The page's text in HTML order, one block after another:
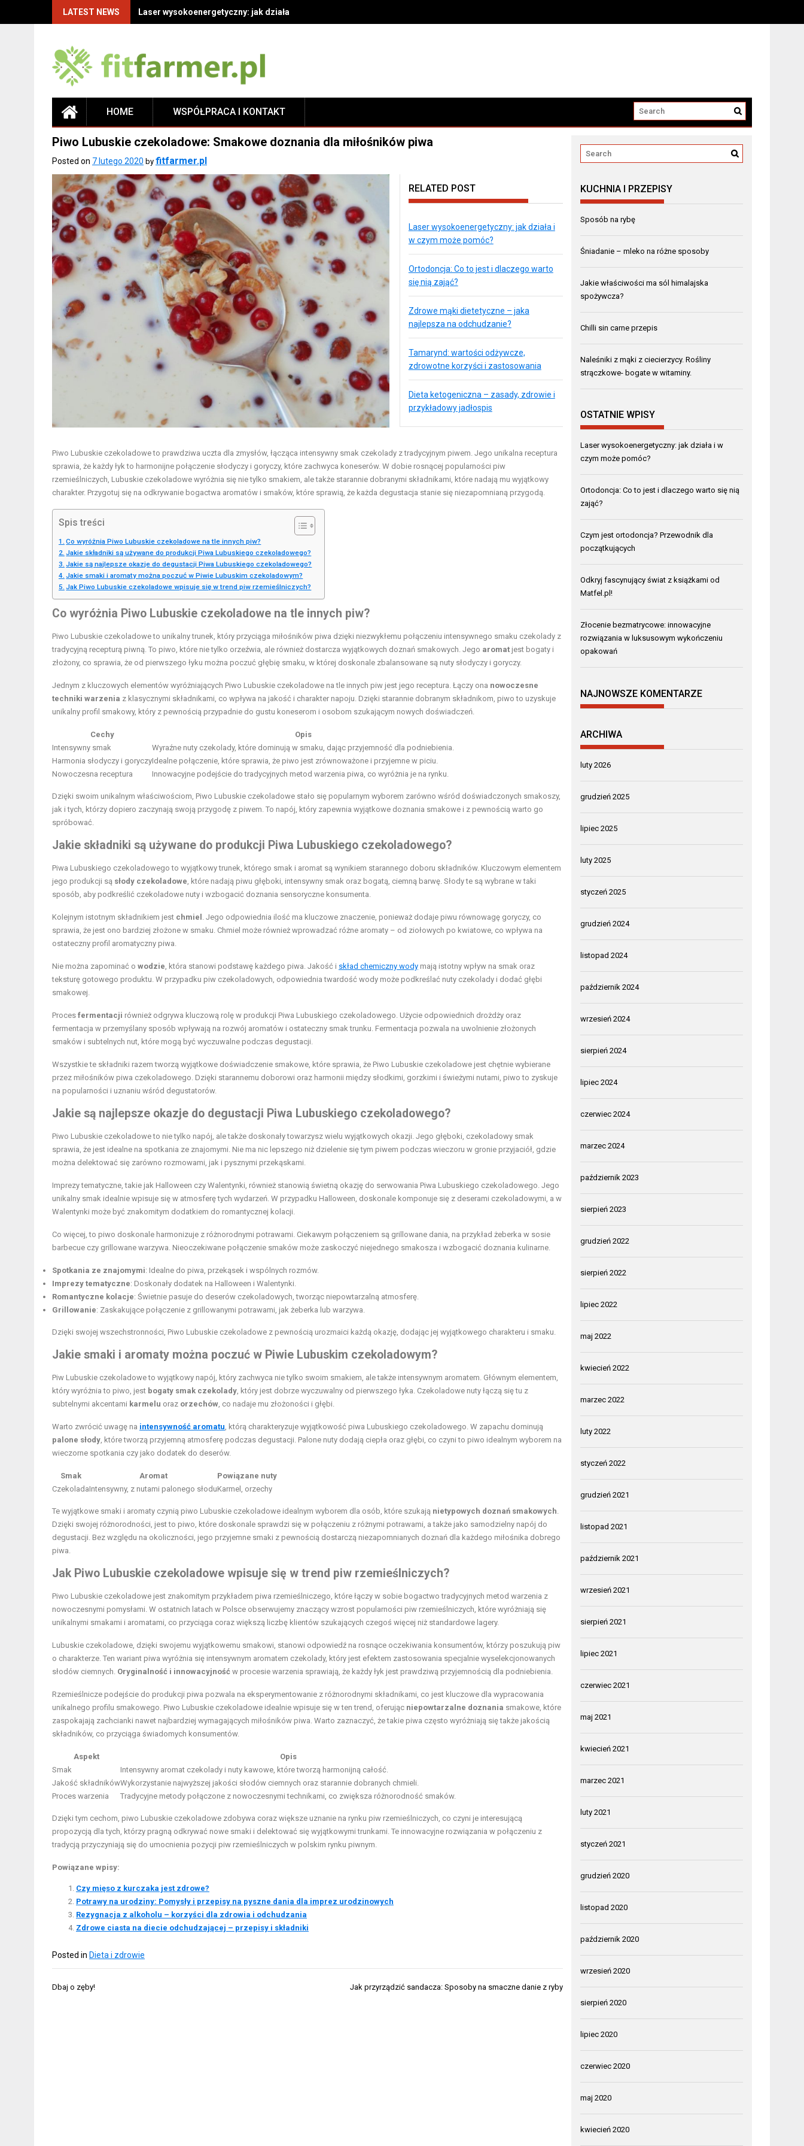
LATEST NEWS Laser wysokoenergetyczny: jak działa i w czym może pomóc?
HOME WSPÓŁPRACA I KONTAKT
Piwo Lubuskie czekoladowe: Smakowe doznania dla miłośników piwa
Posted on 7 lutego 2020 by fitfarmer.pl
RELATED POST
Laser wysokoenergetyczny: jak działa i
w czym może pomóc?
Ortodoncja: Co to jest i dlaczego warto
się nią zająć?
Zdrowe mąki dietetyczne – jaka
najlepsza na odchudzanie?
Tamarynd: wartości odżywcze,
zdrowotne korzyści i zastosowania
Dieta ketogeniczna – zasady, zdrowie i
przykładowy jadłospis
Piwo Lubuskie czekoladowe to prawdziwa uczta dla zmysłów, łącząca intensywny smak czekolady z tradycyjnym piwem. Jego unikalna receptura
sprawia, że każdy łyk to harmonijne połączenie słodyczy i goryczy, które zachwyca koneserów. W dobie rosnącej popularności piw
rzemieślniczych, Lubuskie czekoladowe wyróżnia się nie tylko smakiem, ale także starannie dobranymi składnikami, które nadają mu wyjątkowy
charakter. Przygotuj się na odkrywanie bogactwa aromatów i smaków, które sprawią, że każda degustacja stanie się niezapomnianą przygodą.
Spis treści
Co wyróżnia Piwo Lubuskie czekoladowe na tle innych piw?
Jakie składniki są używane do produkcji Piwa Lubuskiego czekoladowego?
Jakie są najlepsze okazje do degustacji Piwa Lubuskiego czekoladowego?
Jakie smaki i aromaty można poczuć w Piwie Lubuskim czekoladowym?
Jak Piwo Lubuskie czekoladowe wpisuje się w trend piw rzemieślniczych?
Co wyróżnia Piwo Lubuskie czekoladowe na tle innych piw?
Piwo Lubuskie czekoladowe to unikalny trunek, który przyciąga miłośników piwa dzięki niezwykłemu połączeniu intensywnego smaku czekolady z
tradycyjną recepturą piwną. To piwo, które nie tylko orzeźwia, ale również dostarcza wyjątkowych doznań smakowych. Jego aromat jest bogaty i
złożony, co sprawia, że od pierwszego łyku można poczuć głębię smaku, w której doskonale zbalansowane są nuty słodyczy i goryczy.
Jednym z kluczowych elementów wyróżniających Piwo Lubuskie czekoladowe na tle innych piw jest jego receptura. Łączy ona nowoczesne
techniki warzenia z klasycznymi składnikami, co wpływa na jakość i charakter napoju. Dzięki starannie dobranym składnikom, piwo to uzyskuje
unikalny profil smakowy, który z pewnością przypadnie do gustu koneserom i osobom szukającym nowych doświadczeń.
Cechy
Opis
Intensywny smak
Wyraźne nuty czekolady, które dominują w smaku, dając przyjemność dla podniebienia.
Harmonia słodyczy i goryczyIdealne połączenie, które sprawia, że piwo jest zrównoważone i przyjemne w piciu.
Nowoczesna receptura
Innowacyjne podejście do tradycyjnych metod warzenia piwa, co wyróżnia je na rynku.
Dzięki swoim unikalnym właściwościom, Piwo Lubuskie czekoladowe stało się popularnym wyborem zarówno wśród doświadczonych smakoszy,
jak i tych, którzy dopiero zaczynają swoją przygodę z piwem. To napój, który zapewnia wyjątkowe doznania smakowe i z pewnością warto go
spróbować.
Jakie składniki są używane do produkcji Piwa Lubuskiego czekoladowego?
Piwa Lubuskiego czekoladowego to wyjątkowy trunek, którego smak i aromat są wynikiem starannego doboru składników. Kluczowym elementem
jego produkcji są słody czekoladowe, które nadają piwu głęboki, intensywny smak oraz bogatą, ciemną barwę. Słody te są wybrane w taki
sposób, aby podkreślić czekoladowe nuty i wzbogacić doznania sensoryczne konsumenta.
Kolejnym istotnym składnikiem jest chmiel . Jego odpowiednia ilość ma kluczowe znaczenie, ponieważ dodaje piwu równowagę goryczy, co
sprawia, że jest ono bardziej złożone w smaku. Chmiel może również wprowadzać różne aromaty – od ziołowych po kwiatowe, co wpływa na
ostateczny profil aromatyczny piwa.
Nie można zapominać o wodzie, która stanowi podstawę każdego piwa. Jakość i skład chemiczny wody mają istotny wpływ na smak oraz
teksturę gotowego produktu. W przypadku piw czekoladowych, odpowiednia twardość wody może podkreślać nuty czekolady i dodać głębi
smakowej.
Proces fermentacji również odgrywa kluczową rolę w produkcji Piwa Lubuskiego czekoladowego. Użycie odpowiednich drożdży oraz
fermentacja w przemyślany sposób wpływają na rozwój aromatów i ostateczny smak trunku. Fermentacja pozwala na uwolnienie złożonych
smaków i subtelnych nut, które mogą być wyczuwalne podczas degustacji.
Wszystkie te składniki razem tworzą wyjątkowe doświadczenie smakowe, które sprawia, że Piwo Lubuskie czekoladowe jest chętnie wybierane
przez miłośników piwa czekoladowego. Dzięki starannemu doborowi oraz harmonii między słodkimi, gorzkimi i świeżymi nutami, piwo to zyskuje
na popularności i uznaniu wśród degustatorów.
Jakie są najlepsze okazje do degustacji Piwa Lubuskiego czekoladowego?
Piwo Lubuskie czekoladowe to nie tylko napój, ale także doskonały towarzysz wielu wyjątkowych okazji. Jego głęboki, czekoladowy smak
sprawia, że jest idealne na spotkania ze znajomymi. Nie ma nic lepszego niż dzielenie się tym piwem podczas wieczoru w gronie przyjaciół, gdzie
można delektować się zarówno rozmowami, jak i pysznymi przekąskami.
Imprezy tematyczne, takie jak Halloween czy Walentynki, również stanowią świetną okazję do serwowania Piwa Lubuskiego czekoladowego. Jego
unikalny smak idealnie wpisuje się w atmosferę tych wydarzeń. W przypadku Halloween, doskonale komponuje się z deserami czekoladowymi, a w
Walentynki może być znakomitym dodatkiem do romantycznej kolacji.
Co więcej, to piwo doskonale harmonizuje z różnorodnymi potrawami. Ciekawym połączeniem są grillowane dania, na przykład żeberka w sosie
barbecue czy grillowane warzywa. Nieoczekiwane połączenie smaków może zaskoczyć niejednego smakosza i wzbogacić doznania kulinarne.
Spotkania ze znajomymi: Idealne do piwa, przekąsek i wspólnych rozmów.
Imprezy tematyczne: Doskonały dodatek na Halloween i Walentynki.
Romantyczne kolacje: Świetnie pasuje do deserów czekoladowych, tworząc niepowtarzalną atmosferę.
Grillowanie: Zaskakujące połączenie z grillowanymi potrawami, jak żeberka lub warzywa.
Dzięki swojej wszechstronności, Piwo Lubuskie czekoladowe z pewnością urozmaici każdą okazję, dodając jej wyjątkowego charakteru i smaku.
Jakie smaki i aromaty można poczuć w Piwie Lubuskim czekoladowym?
Piw Lubuskie czekoladowe to wyjątkowy napój, który zachwyca nie tylko swoim smakiem, ale także intensywnym aromatem. Głównym elementem,
który wyróżnia to piwo, jest bogaty smak czekolady, który jest dobrze wyczuwalny od pierwszego łyka. Czekoladowe nuty łączą się tu z
subtelnymi akcentami karmelu oraz orzechów, co nadaje mu złożoności i głębi.
Warto zwrócić uwagę na intensywność aromatu, którą charakteryzuje wyjątkowość piwa Lubuskiego czekoladowego. W zapachu dominują
palone słody, które tworzą przyjemną atmosferę podczas degustacji. Palone nuty dodają ciepła oraz głębi, co czyni to piwo idealnym wyborem na
wieczorne spotkania czy jako dodatek do deserów.
Smak Aromat
Powiązane nuty
CzekoladaIntensywny, z nutami palonego słoduKarmel, orzechy
Te wyjątkowe smaki i aromaty czynią piwo Lubuskie czekoladowe idealnym wyborem dla osób, które szukają nietypowych doznań smakowych.
Dzięki swojej różnorodności, jest to piwo, które doskonale sprawdzi się w połączeniu z różnymi potrawami, a także jako samodzielny napój do
degustacji. Bez względu na okoliczności, jego przyjemne smaki z pewnością dostarczą niezapomnianych doznań dla każdego miłośnika dobrego
piwa.
Jak Piwo Lubuskie czekoladowe wpisuje się w trend piw rzemieślniczych?
Piwo Lubuskie czekoladowe jest znakomitym przykładem piwa rzemieślniczego, które łączy w sobie bogactwo tradycyjnych metod warzenia z
nowoczesnymi pomysłami. W ostatnich latach w Polsce obserwujemy znaczący wzrost popularności piw rzemieślniczych, które wyróżniają się
unikalnymi smakami i aromatami, co przyciąga coraz większą liczbę klientów szukających czegoś więcej niż standardowe lagery.
Lubuskie czekoladowe, dzięki swojemu wyjątkowemu smakowi, stanowi odpowiedź na rosnące oczekiwania konsumentów, którzy poszukują piw
o charakterze. Ten wariant piwa wyróżnia się intensywnym aromatem czekolady, który jest efektem zastosowania specjalnie wyselekcjonowanych
słodów ciemnych. Oryginalność i innowacyjność w procesie warzenia sprawiają, że każdy łyk jest prawdziwą przyjemnością dla podniebienia.
Rzemieślnicze podejście do produkcji piwa pozwala na eksperymentowanie z różnorodnymi składnikami, co jest kluczowe dla wypracowania
unikalnego profilu smakowego. Piwo Lubuskie czekoladowe idealnie wpisuje się w ten trend, oferując niepowtarzalne doznania smakowe, które
zaspokajają zachcianki nawet najbardziej wymagających miłośników piwa. Warto zaznaczyć, że takie piwa często wyróżniają się także jakością
składników, co przyciąga świadomych konsumentów.
Aspekt
Opis
Smak
Intensywny aromat czekolady i nuty kawowe, które tworzą harmonijną całość.
Jakość składnikówWykorzystanie najwyższej jakości słodów ciemnych oraz starannie dobranych chmieli.
Proces warzenia
Tradycyjne metody połączone z nowoczesnymi technikami, co zwiększa różnorodność smaków.
Dzięki tym cechom, piwo Lubuskie czekoladowe zdobywa coraz większe uznanie na rynku piw rzemieślniczych, co czyni je interesującą
propozycją dla tych, którzy pragną odkrywać nowe smaki i delektować się wyjątkowymi trunkami. Te innowacyjne rozwiązania w połączeniu z
tradycją przyczyniają się do umocnienia pozycji piw rzemieślniczych w polskim rynku piwnym.
Powiązane wpisy:
Czy mięso z kurczaka jest zdrowe?
Potrawy na urodziny: Pomysły i przepisy na pyszne dania dla imprez urodzinowych
Rezygnacja z alkoholu – korzyści dla zdrowia i odchudzania
Zdrowe ciasta na diecie odchudzającej – przepisy i składniki
Posted in Dieta i zdrowie
Nawigacja
Dbaj o zęby! Jak przyrządzić sandacza: Sposoby na smaczne danie z ryby
KUCHNIA I PRZEPISY
Sposób na rybę
Śniadanie – mleko na różne sposoby
Jakie właściwości ma sól himalajska
spożywcza?
Chilli sin carne przepis
Naleśniki z mąki z ciecierzycy. Rośliny
strączkowe- bogate w witaminy.
OSTATNIE WPISY
Laser wysokoenergetyczny: jak działa i w
czym może pomóc?
Ortodoncja: Co to jest i dlaczego warto się nią
zająć?
Czym jest ortodoncja? Przewodnik dla
początkujących
Odkryj fascynujący świat z książkami od
Matfel.pl!
Złocenie bezmatrycowe: innowacyjne
rozwiązania w luksusowym wykończeniu
opakowań
NAJNOWSZE KOMENTARZE
ARCHIWA
luty 2026
grudzień 2025
lipiec 2025
luty 2025
styczeń 2025
grudzień 2024
listopad 2024
październik 2024
wrzesień 2024
sierpień 2024
lipiec 2024
czerwiec 2024
marzec 2024
październik 2023
sierpień 2023
grudzień 2022
sierpień 2022
lipiec 2022
maj 2022
kwiecień 2022
marzec 2022
luty 2022
styczeń 2022
grudzień 2021
listopad 2021
październik 2021
wrzesień 2021
sierpień 2021
lipiec 2021
czerwiec 2021
maj 2021
kwiecień 2021
marzec 2021
luty 2021
styczeń 2021
grudzień 2020
listopad 2020
październik 2020
wrzesień 2020
sierpień 2020
lipiec 2020
czerwiec 2020
maj 2020
kwiecień 2020